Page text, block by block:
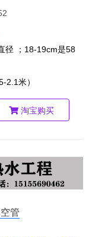
径 ；18-19cm是58
2.1米）
淘宝购买
管